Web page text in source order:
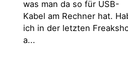
was man da so für USB-
Kabel am Rechner hat.
ich in der letzten
a...